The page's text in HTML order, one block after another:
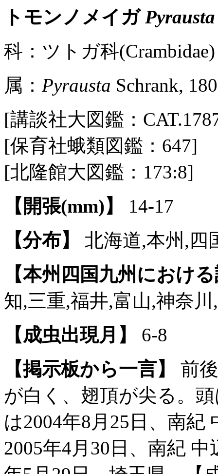
トモンノメイガ
科：ツトガ科
属： Pyrausta Schrank,
[講談社大図鑑：
[保育社蛾類図鑑：647]
[北隆館大図鑑：173:8]
【開張(mm)】
14-17
【分布】
北海道,本州,四
【本州四国九州におけ
知,三重,福井,富山,神奈
【成虫出現月】
6-8
【掲示板から一言】
前
が白く、翅頂が尖る。
は2004年8月25日、南紀
2005年4月30日、南紀